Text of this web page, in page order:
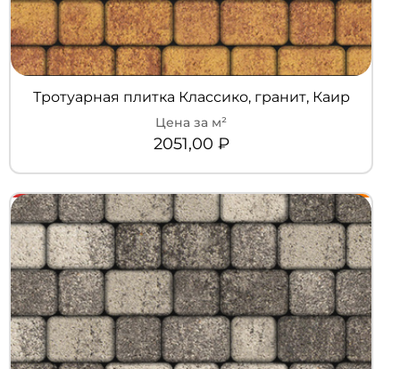
Тротуарная плитка Классико, гранит, Каир
2051,00 ₽